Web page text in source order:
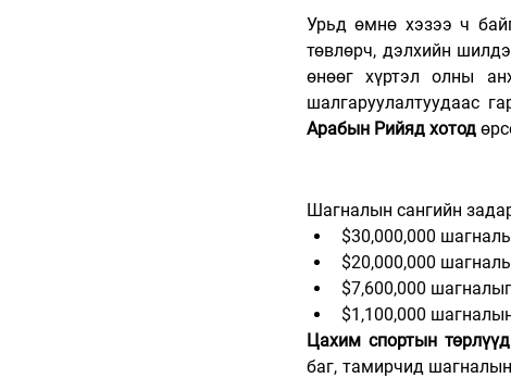
Урьд өмнө хэзээ ч
төвлөрч, дэлхийн
өнөөг хүртэл олны
шалгаруулалтуудаас
Арабын Рийяд хотод
Шагналын сангийн
$30,000,000
$20,000,000
$7,600,000
$1,100,000
Цахим спортын
баг, тамирчид